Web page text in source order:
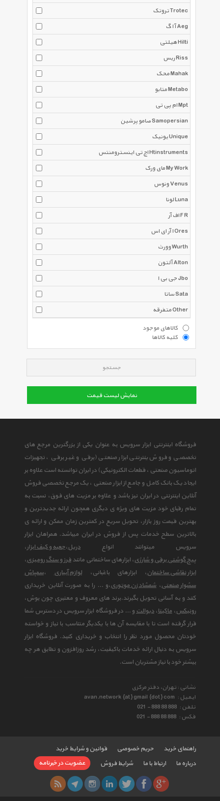
تروتک Trotec
آ ا گ Aeg
هیلتی Hilti
ریس Riss
محک Mahak
متابو Metabo
ام پی تی Mpt
صامو پرشین Samopersian
یونیک Unique
اچ تی اینسترومنتس Htinstruments
مای ورک My Work
ونوس Venus
لونا Luna
اف آر F R
ا آر ای اس Ores
وورث Wurth
آلتون Alton
جی بی ا Jbo
ساتا Sata
متفرقه Other
کالاهای موجود
کلیه کالاها
جستجو
نمایش لیست قیمت
فروشگاه اینترنتی ابزار سرویس به عنوان یکی از بزرگترین مرجع های
تخصصی و فروش ینترنتی ابزار صنعتی (برقی و غیر برقی ، تجهیزات
اتوماسیون صنعتی ، قطعات الکترونیکی) در ایران توانسته است علاوه بر
ایجاد یک بانک کامل و جامع از ابزار صنعتی ، یک مرجع تخصصی فروش
آنلاین اینترنتی در ایران نیز باشد و علاوه بر مزیت های فوق، نسبت به
تمام رقبای خود مزیت های ویژه ی دیگری همچون ارائه جدیدترین و
بهترین قیمت روز بازار، تحویل سریع در کمترین زمان ممکن و ارائه ی
بالاترین سطح خدمات پس از فروش در ایران میباشد. همراهان ابزار
سرویس میتوانند انواع دریل،جعبه و کیف ابزار،
پیچ گوشتی برقی و شارژی، ابزارهای ساختمانی مانند فرز و سنگ رومیزی،
ابزار نقاشی ساختمان، ابزارهای باغبانی،لوازم آبیاری ،سمپاش
سشوار صنعتی،شمشاد زن موتوری،و ... را به صورت آنلاین خریداری
کنند و به آسانی تحویل بگیرند.برند های معروف و معتبری چون بوش،
رونیکس،ماکیتا،دیوالتو ... در فروشگاه ابزار سرویس در دسترس شما
قرار گرفته است تا با مقایسه آن ها با یکدیگر متناسب با نیاز و خواسته
خودتان محصول مورد نظر را انتخاب و خریداری کنید. فروشگاه ابزار
سرویس به دنبال ارائه خدمات باکیفیت، رشد روزافزون و تطابق هر چه
بیشتر خود با نیاز مشتریان است.
نشانی : تهران، دفتر مرکزی
ایمیل : avan.network {at} gmail {dot} com
تلفن : 021 - 888 88 888
فکس : 021 - 888 88 888
راهنمای خرید حریم خصوصی
قوانین و شرایط خرید
درباره ما
ارتباط با ما شرایط فروش عضویت در خبرنامه